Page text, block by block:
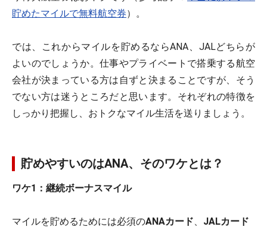
貯めたマイルで無料航空券）。
では、これからマイルを貯めるならANA、JALどちらが
よいのでしょうか。仕事やプライベートで搭乗する航空
会社が決まっている方は自ずと決まることですが、そう
でない方は迷うところだと思います。それぞれの特徴を
しっかり把握し、おトクなマイル生活を送りましょう。
貯めやすいのはANA、そのワケとは？
ワケ1：継続ボーナスマイル
マイルを貯めるためには必須のANAカード、 JALカード